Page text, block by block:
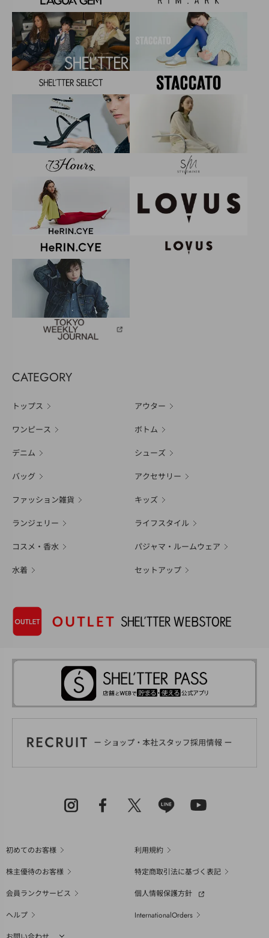
CATEGORY
トップス アウター
ワンピース ボトム
デニム シューズ
バッグ アクセサリー
ファッション雑貨 キッズ
ランジェリー ライフスタイル
コスメ・香水 パジャマ・ルームウェア
水着 セットアップ
初めてのお客様
利用規約
株主優待のお客様
特定商取引法に基づく表記
会員ランクサービス
個人情報保護方針
ヘルプ
InternationalOrders